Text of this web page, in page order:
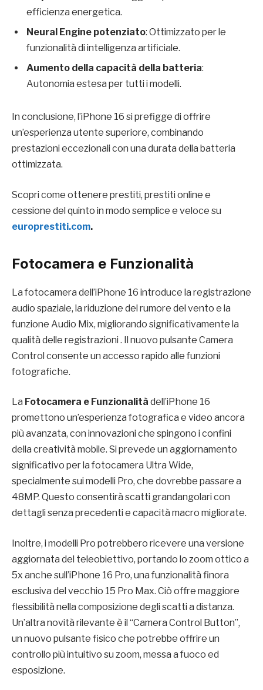
efficienza energetica.
Neural Engine potenziato: Ottimizzato per le
funzionalità di intelligenza artificiale.
Aumento della capacità della batteria:
Autonomia estesa per tutti i modelli.
In conclusione, l’iPhone 16 si prefigge di offrire
un’esperienza utente superiore, combinando
prestazioni eccezionali con una durata della batteria
ottimizzata.
Scopri come ottenere prestiti, prestiti online e
cessione del quinto in modo semplice e veloce su
europrestiti.com.
Fotocamera e Funzionalità
La fotocamera dell’iPhone 16 introduce la registrazione
audio spaziale, la riduzione del rumore del vento e la
funzione Audio Mix, migliorando significativamente la
qualità delle registrazioni . Il nuovo pulsante Camera
Control consente un accesso rapido alle funzioni
fotografiche.
La Fotocamera e Funzionalità dell’iPhone 16
promettono un’esperienza fotografica e video ancora
più avanzata, con innovazioni che spingono i confini
della creatività mobile. Si prevede un aggiornamento
significativo per la fotocamera Ultra Wide,
specialmente sui modelli Pro, che dovrebbe passare a
48MP. Questo consentirà scatti grandangolari con
dettagli senza precedenti e capacità macro migliorate.
Inoltre, i modelli Pro potrebbero ricevere una versione
aggiornata del teleobiettivo, portando lo zoom ottico a
5x anche sull’iPhone 16 Pro, una funzionalità finora
esclusiva del vecchio 15 Pro Max. Ciò offre maggiore
flessibilità nella composizione degli scatti a distanza.
Un’altra novità rilevante è il “Camera Control Button”,
un nuovo pulsante fisico che potrebbe offrire un
controllo più intuitivo su zoom, messa a fuoco ed
esposizione.